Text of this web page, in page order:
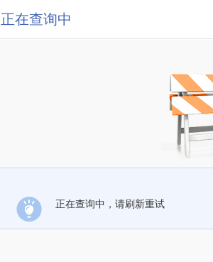
正在查询中
正在查询中，请刷新重试